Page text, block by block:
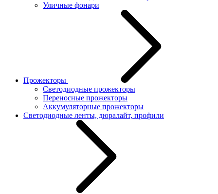
Уличные фонари
Прожекторы
Светодиодные прожекторы
Переносные прожекторы
Аккумуляторные прожекторы
Светодиодные ленты, дюралайт, профили